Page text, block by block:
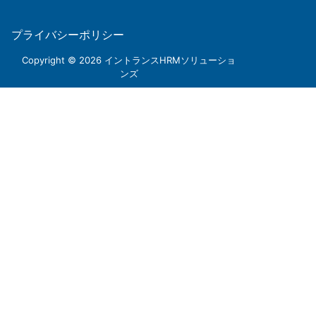
プライバシーポリシー
Copyright © 2026 イントランスHRMソリューショ
ンズ